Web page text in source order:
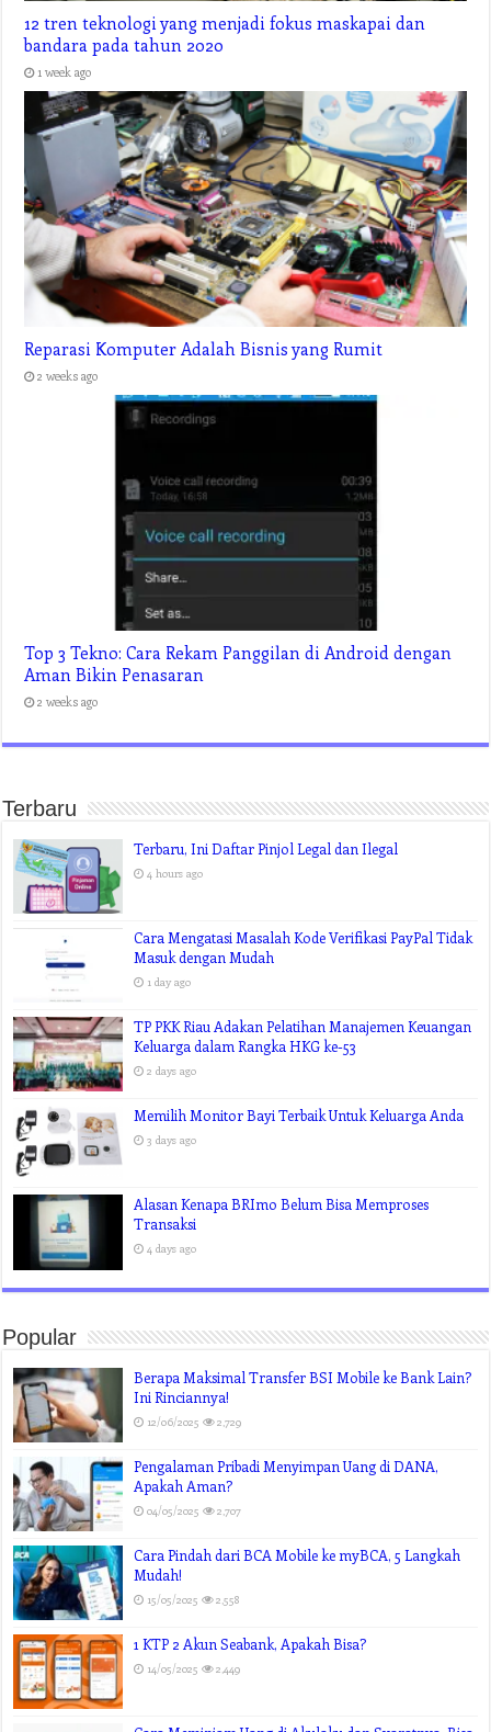
12 tren teknologi yang menjadi fokus maskapai dan
bandara pada tahun 2020
1 week ago
Reparasi Komputer Adalah Bisnis yang Rumit
2 weeks ago
Top 3 Tekno: Cara Rekam Panggilan di Android dengan
Aman Bikin Penasaran
2 weeks ago
Terbaru
Terbaru, Ini Daftar Pinjol Legal dan Ilegal
4 hours ago
Cara Mengatasi Masalah Kode Verifikasi PayPal Tidak
Masuk dengan Mudah
1 day ago
TP PKK Riau Adakan Pelatihan Manajemen Keuangan
Keluarga dalam Rangka HKG ke-53
2 days ago
Memilih Monitor Bayi Terbaik Untuk Keluarga Anda
3 days ago
Alasan Kenapa BRImo Belum Bisa Memproses
Transaksi
4 days ago
Popular
Berapa Maksimal Transfer BSI Mobile ke Bank Lain?
Ini Rinciannya!
12/06/2025 2,729
Pengalaman Pribadi Menyimpan Uang di DANA,
Apakah Aman?
04/05/2025 2,707
Cara Pindah dari BCA Mobile ke myBCA, 5 Langkah
Mudah!
15/05/2025 2,558
1 KTP 2 Akun Seabank, Apakah Bisa?
14/05/2025 2,449